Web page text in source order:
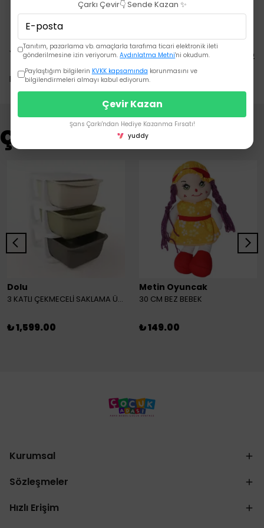
Yorumlar Yorum Yap
Bu ürün için henüz yorum yapılmamış.
Çok Satanlar
Dolu
3 KATLI ÇEKMECELİ SAKLAMA ÜNİTESİ
₺ 1,599.00
Metin Oyuncak
30 CM BEZ BEBEK
₺ 149.00
Kurumsal
Sözleşmeler
Hızlı Erişim
Çarkı Çevir👇 Sende Kazan ✨
Tanıtım, pazarlama vb. amaçlarla tarafıma ticari elektronik ileti
gönderilmesine izin veriyorum.Aydınlatma Metni'ni okudum.
Paylaştığım bilgilerin KVKK kapsamında korunmasını ve
bilgilendirmeleri almayı kabul ediyorum.
Çevir Kazan
Şans Çarkı'ndan Hediye Kazanma Fırsatı!
yuddy